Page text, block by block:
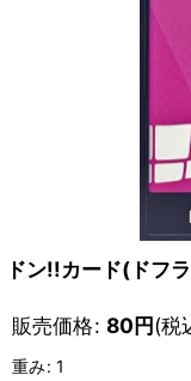
ドン!!カード(ドフ
販売価格: 80円(税
重み: 1